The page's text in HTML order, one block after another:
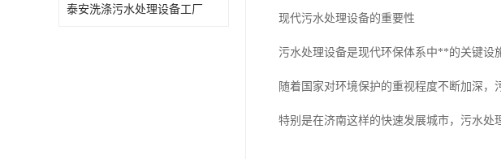
泰安洗涤污水处理设备工厂
现代污水处理设备的重要性
污水处理设备是现代环保体系中**的关键设
随着国家对环境保护的重视程度不断加深，
特别是在济南这样的快速发展城市，污水处